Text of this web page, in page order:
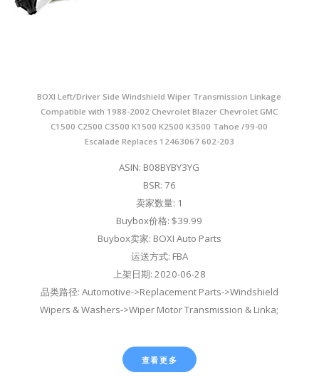
BOXI Left/Driver Side Windshield Wiper Transmission Linkage
Compatible with 1988-2002 Chevrolet Blazer Chevrolet GMC
C1500 C2500 C3500 K1500 K2500 K3500 Tahoe /99-00
Escalade Replaces 12463067 602-203
ASIN: B08BYBY3YG
BSR: 76
卖家数量: 1
Buybox价格: $39.99
Buybox卖家: BOXI Auto Parts
运送方式: FBA
上架日期: 2020-06-28
品类路径: Automotive->Replacement Parts->Windshield
Wipers & Washers->Wiper Motor Transmission & Linka;
查看更多